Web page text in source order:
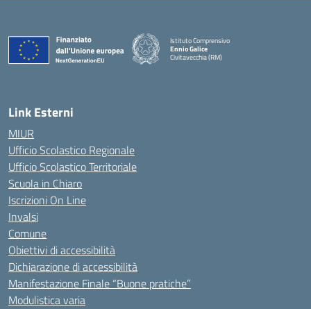
Istituto Comprensivo
Ennio Galice
Civitavecchia (RM)
Link Esterni
MIUR
Ufficio Scolastico Regionale
Ufficio Scolastico Territoriale
Scuola in Chiaro
Iscrizioni On Line
Invalsi
Comune
Obiettivi di accessibilità
Dichiarazione di accessibilità
Manifestazione Finale “Buone pratiche”
Modulistica varia